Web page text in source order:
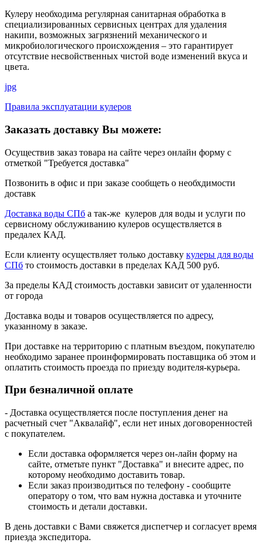
Кулеру необходима регулярная санитарная обработка в
специализированных сервисных центрах для удаления
накипи, возможных загрязнений механического и
микробиологического происхождения – это гарантирует
отсутствие несвойственных чистой воде изменений вкуса и
цвета.
jpg
Правила эксплуатации кулеров
Заказать доставку Вы можете:
Осуществив заказ товара на сайте через онлайн форму с
отметкой "Требуется доставка"
Позвонить в офис и при заказе сообщеть о необхдимости
доставк
Доставка воды СПб а так-же кулеров для воды и услуги по
сервисному обслуживанию кулеров осуществляется в
предалех КАД.
Если клиенту осуществляет только доставку кулеры для воды
СПб то стоимость доставки в пределах КАД 500 руб.
За пределы КАД стоимость доставки зависит от удаленности
от города
Доставка воды и товаров осуществляется по адресу,
указанному в заказе.
При доставке на территорию с платным въездом, покупателю
необходимо заранее проинформировать поставщика об этом и
оплатить стоимость проезда по приезду водителя-курьера.
При безналичной оплате
- Доставка осуществляется после поступления денег на
расчетный счет "Аквалайф", если нет иных договоренностей
с покупателем.
Если доставка оформляется через он-лайн форму на
сайте, отметьте пункт "Доставка" и внесите адрес, по
которому необходимо доставить товар.
Если заказ производиться по телефону - сообщите
оператору о том, что вам нужна доставка и уточните
стоимость и детали доставки.
В день доставки с Вами свяжется диспетчер и согласует время
приезда экспедитора.